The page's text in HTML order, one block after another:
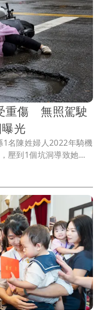
重傷 無照駕駛
光
1名陳姓婦人2022年騎機
壓到1個坑洞導致她摔
傷害，索賠不成怒提
剛完成巡查，陳婦無照
理欠缺，且陳婦無照
該損害發生沒有因果
賠償陳婦311萬元，仍可